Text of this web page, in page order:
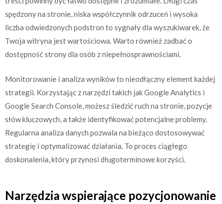
spędzony na stronie, niska współczynnik odrzuceń i wysoka
liczba odwiedzonych podstron to sygnały dla wyszukiwarek, że
Twoja witryna jest wartościowa. Warto również zadbać o
dostępność strony dla osób z niepełnosprawnościami.
Monitorowanie i analiza wyników to nieodłączny element każdej
strategii. Korzystając z narzędzi takich jak Google Analytics i
Google Search Console, możesz śledzić ruch na stronie, pozycje
słów kluczowych, a także identyfikować potencjalne problemy.
Regularna analiza danych pozwala na bieżąco dostosowywać
strategię i optymalizować działania. To proces ciągłego
doskonalenia, który przynosi długoterminowe korzyści.
Narzędzia wspierające pozycjonowanie